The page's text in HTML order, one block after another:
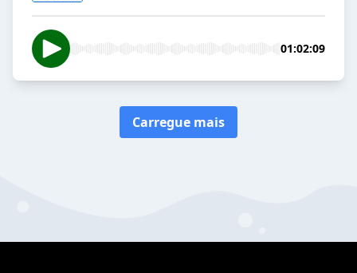
01:02:09
Carregue mais